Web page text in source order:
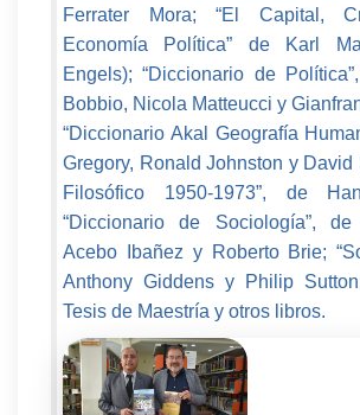
Ferrater Mora; “El Capital,
Economía Política” de Karl
Engels); “Diccionario de
Bobbio, Nicola Matteucci y
“Diccionario Akal Geografía
Gregory, Ronald Johnston y David
Filosófico 1950-1973”, de
“Diccionario de Sociología”,
Acebo Ibañez y Roberto Brie;
Anthony Giddens y Philip
Tesis de Maestría y otros libros.